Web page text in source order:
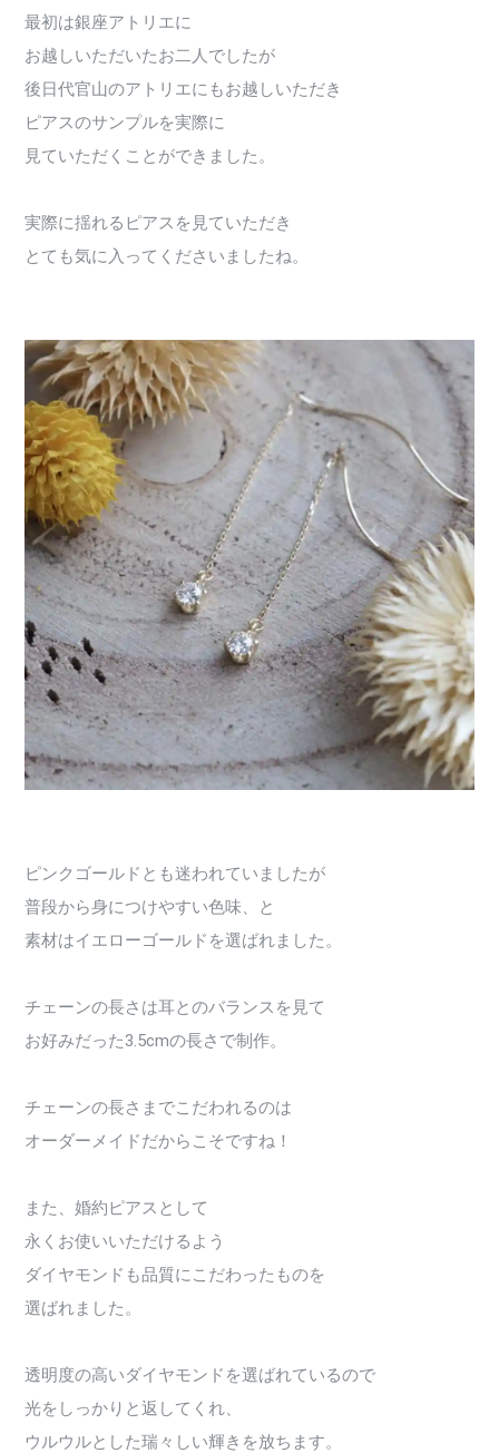
最初は銀座アトリエに
お越しいただいたお二人でしたが
後日代官山のアトリエにもお越しいただき
ピアスのサンプルを実際に
見ていただくことができました。
実際に揺れるピアスを見ていただき
とても気に入ってくださいましたね。
ピンクゴールドとも迷われていましたが
普段から身につけやすい色味、と
素材はイエローゴールドを選ばれました。
チェーンの長さは耳とのバランスを見て
お好みだった3.5cmの長さで制作。
チェーンの長さまでこだわれるのは
オーダーメイドだからこそですね！
また、婚約ピアスとして
永くお使いいただけるよう
ダイヤモンドも品質にこだわったものを
選ばれました。
透明度の高いダイヤモンドを選ばれているので
光をしっかりと返してくれ、
ウルウルとした瑞々しい輝きを放ちます。